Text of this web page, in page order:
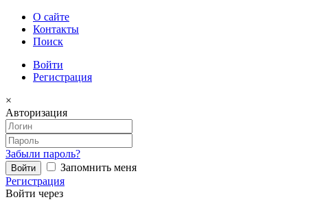
О сайте
Контакты
Поиск
Войти
Регистрация
×
Авторизация
Забыли пароль?
Запомнить меня
Регистрация
Войти через